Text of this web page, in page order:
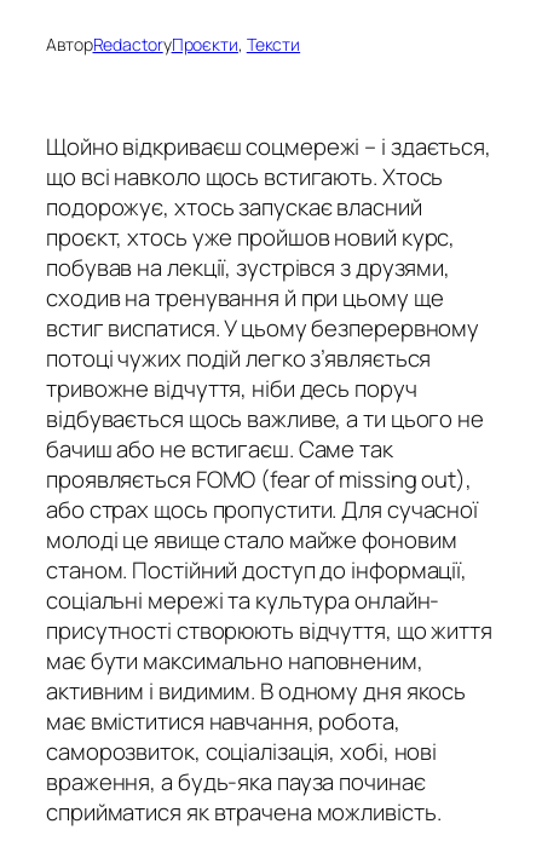
АвторRedactorуПроєкти, Тексти
Щойно відкриваєш соцмережі – і здається,
що всі навколо щось встигають. Хтось
подорожує, хтось запускає власний
проєкт, хтось уже пройшов новий курс,
побував на лекції, зустрівся з друзями,
сходив на тренування й при цьому ще
встиг виспатися. У цьому безперервному
потоці чужих подій легко з’являється
тривожне відчуття, ніби десь поруч
відбувається щось важливе, а ти цього не
бачиш або не встигаєш. Саме так
проявляється FOMO (fear of missing out),
або страх щось пропустити. Для сучасної
молоді це явище стало майже фоновим
станом. Постійний доступ до інформації,
соціальні мережі та культура онлайн-
присутності створюють відчуття, що життя
має бути максимально наповненим,
активним і видимим. В одному дня якось
має вміститися навчання, робота,
саморозвиток, соціалізація, хобі, нові
враження, а будь-яка пауза починає
сприйматися як втрачена можливість.